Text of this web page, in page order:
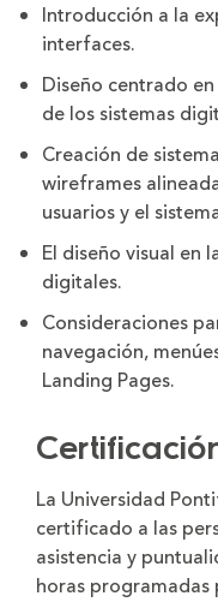
Introducción a la
interfaces.
Diseño centrado
de los sistemas
Creación de
wireframes
usuarios y el
El diseño visual en
digitales.
Consideraciones
navegación,
Landing Pages.
La Universidad
certificado a las
asistencia y
horas